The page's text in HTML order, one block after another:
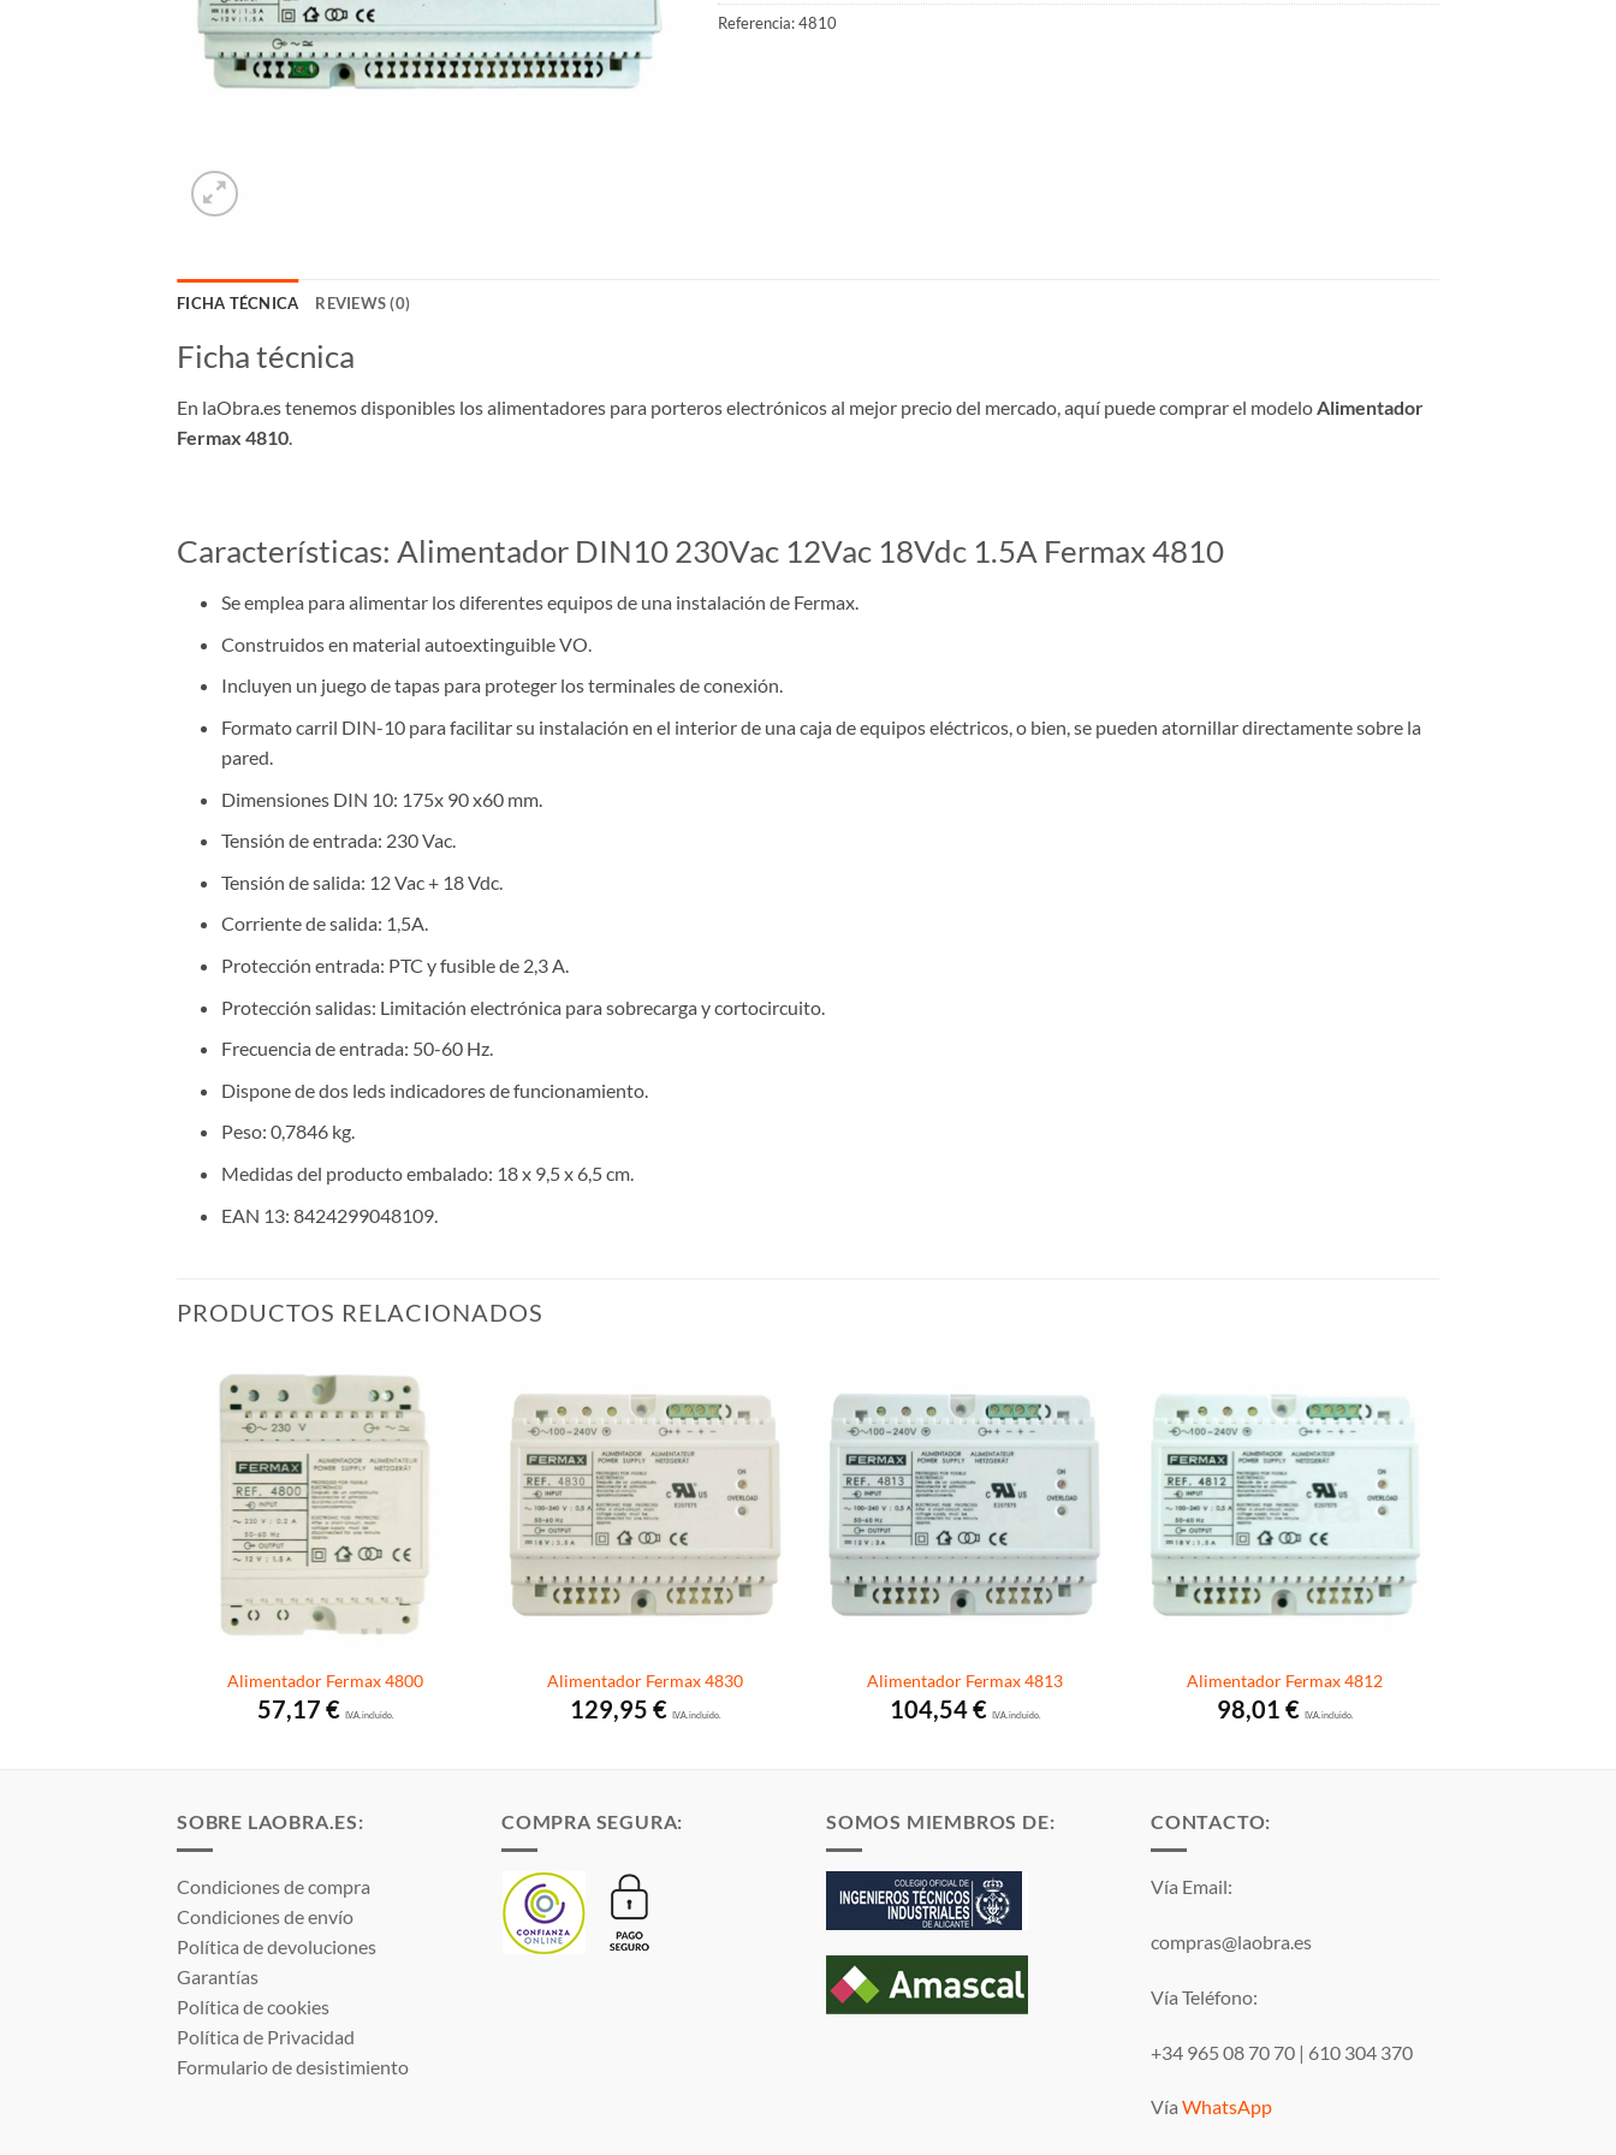
Referencia:4810
FICHA TÉCNICA REVIEWS (0)
Ficha técnica
En laObra.es tenemos disponibles los alimentadores para porteros electrónicos al mejor precio del mercado, aquí puede comprar el modelo Alimentador
Fermax 4810
Características: Alimentador DIN10 230Vac 12Vac 18Vdc 1.5A Fermax 4810
Se emplea para alimentar los diferentes equipos de una instalación de Fermax.
Construidos en material autoextinguible VO.
Incluyen un juego de tapas para proteger los terminales de conexión.
Formato carril DIN-10 para facilitar su instalación en el interior de una caja de equipos eléctricos, o bien, se pueden atornillar directamente sobre la
pared.
Dimensiones DIN 10: 175x 90 x60 mm.
Tensión de entrada: 230 Vac.
Tensión de salida: 12 Vac + 18 Vdc.
Corriente de salida: 1,5A.
Protección entrada: PTC y fusible de 2,3 A.
Protección salidas: Limitación electrónica para sobrecarga y cortocircuito.
Frecuencia de entrada: 50-60 Hz.
Dispone de dos leds indicadores de funcionamiento.
Peso: 0,7846 kg.
Medidas del producto embalado: 18 x 9,5 x 6,5 cm.
EAN 13: 8424299048109.
PRODUCTOS RELACIONADOS
Alimentador Fermax 4800
57,17 €I.V.A. incluido.
Alimentador Fermax 4830
129,95 €I.V.A. incluido.
Alimentador Fermax 4813
104,54€ I.V.A. incluido.
Alimentador Fermax 4812
98,01€ I.V.A. incluido.
SOBRE LAOBRA.ES:
Condiciones de compra
Condiciones de envío
Política de devoluciones
Garantías
Política de cookies
Política de Privacidad
Formulario de desistimiento
COMPRA SEGURA: SOMOS MIEMBROS DE: CONTACTO:
Vía Email:
compras@laobra.es
Vía Teléfono:
+34 965 08 70 70 | 610 304 370
Vía WhatsApp